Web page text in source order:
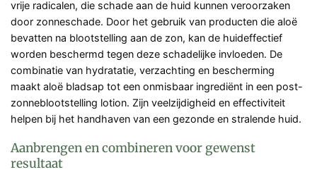
vrije radicalen, die schade aan de huid kunnen veroorzaken
door zonneschade. Door het gebruik van producten die aloë
bevatten na blootstelling aan de zon, kan de huideffectief
worden beschermd tegen deze schadelijke invloeden. De
combinatie van hydratatie, verzachting en bescherming
maakt aloë bladsap tot een onmisbaar ingrediënt in een post-
zonneblootstelling lotion. Zijn veelzijdigheid en effectiviteit
helpen bij het handhaven van een gezonde en stralende huid.
Aanbrengen en combineren voor gewenst
resultaat